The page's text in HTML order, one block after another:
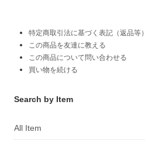
特定商取引法に基づく表記（返品等）
この商品を友達に教える
この商品について問い合わせる
買い物を続ける
Search by Item
All Item